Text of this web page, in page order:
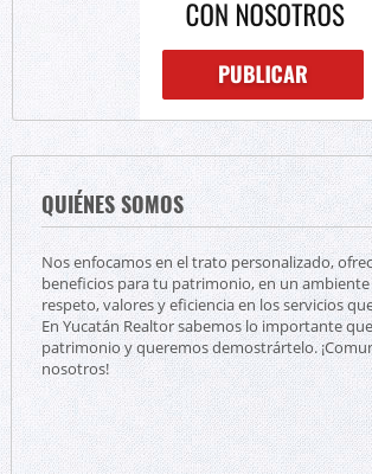
QUIÉNES SOMOS
Nos enfocamos en el trato personalizado,
beneficios para tu patrimonio, en un ambiente
respeto, valores y eficiencia en los servicios
En Yucatán Realtor sabemos lo importante
patrimonio y queremos demostrártelo.
nosotros!